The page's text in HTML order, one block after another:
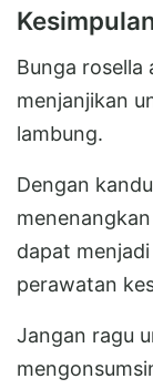
Bunga rosella
menjanjikan
lambung.
Dengan
dapat
perawatan
Jangan ragu